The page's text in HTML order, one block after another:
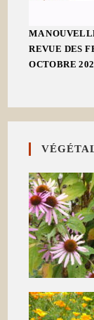
MA
REVUE DES
OCTOBRE